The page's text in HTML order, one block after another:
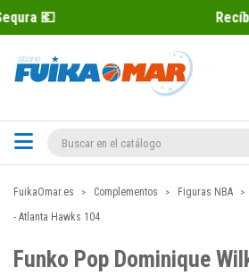
Recíbelo
FuikaOmar.es Complementos Figuras NBA
- Atlanta Hawks 104
Funko Pop Dominique